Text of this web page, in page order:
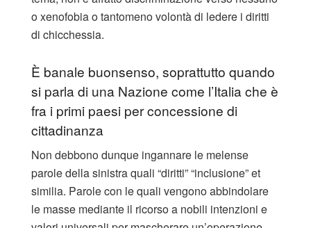
o xenofobia o tantomeno volontà di ledere i diritti
di chicchessia.
È banale buonsenso, soprattutto quando
si parla di una Nazione come l’Italia che è
fra i primi paesi per concessione di
cittadinanza
Non debbono dunque ingannare le melense
parole della sinistra quali “diritti” “inclusione” et
similia. Parole con le quali vengono abbindolare
le masse mediante il ricorso a nobili intenzioni e